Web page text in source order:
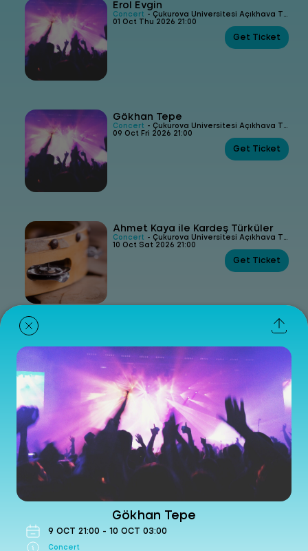
Erol Evgin
Concert
- Çukurova Üniversitesi Açıkhava Tiyatrosu
01 Oct Thu 2026 21:00
Get Ticket
Gökhan Tepe
Concert
- Çukurova Üniversitesi Açıkhava Tiyatrosu
09 Oct Fri 2026 21:00
Get Ticket
Ahmet Kaya ile Kardeş Türküler
Concert
- Çukurova Üniversitesi Açıkhava Tiyatrosu
10 Oct Sat 2026 21:00
Get Ticket
Concert
- Çukurova Üniversitesi Açıkhava Tiyatrosu
13 Oct Tue 2026 21:00
Teoman
Concert
17 Oct Sat 2026 21:00
Get Ticket
Gökhan Tepe
9 OCT 21:00 - 10 OCT 03:00
Concert